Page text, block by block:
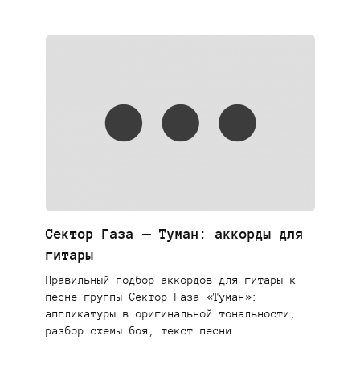
Сектор Газа — Туман: аккорды для
гитары
Правильный подбор аккордов для гитары к
песне группы Сектор Газа «Туман»:
аппликатуры в оригинальной тональности,
разбор схемы боя, текст песни.